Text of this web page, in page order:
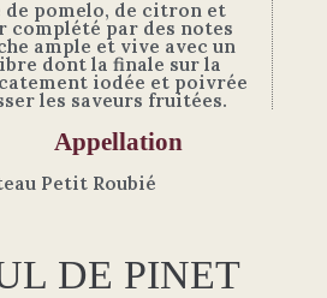
de pomelo, de citron et
complété par des notes
ample et vive avec un
dont la finale sur la
iodée et poivrée
les saveurs fruitées.
Appellation
Petit Roubié
DE PINET